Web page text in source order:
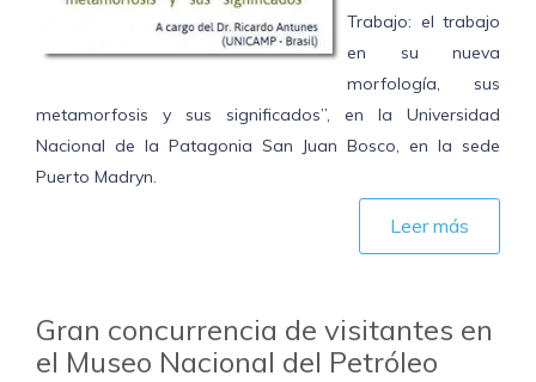
Trabajo: el trabajo
en su nueva
morfología, sus
metamorfosis y sus significados”, en la Universidad
Nacional de la Patagonia San Juan Bosco, en la sede
Puerto Madryn.
Leer más
Gran concurrencia de visitantes en
el Museo Nacional del Petróleo